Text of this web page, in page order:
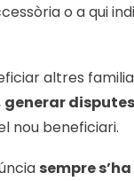
o a qui
altres
generar disputes
nou beneficiari.
sempre